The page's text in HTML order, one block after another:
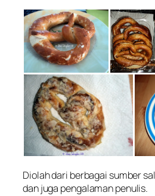
Diolah dari berbagai sumber
dan juga pengalaman penulis.